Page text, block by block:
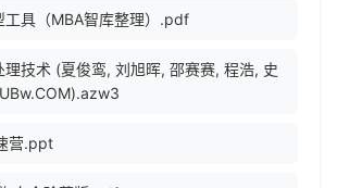
工具（MBA智库整理）.pdf
技术 (夏俊鸾, 刘旭晖, 邵赛赛, 程浩, 史
营.ppt